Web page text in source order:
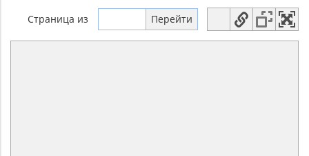
Страница из